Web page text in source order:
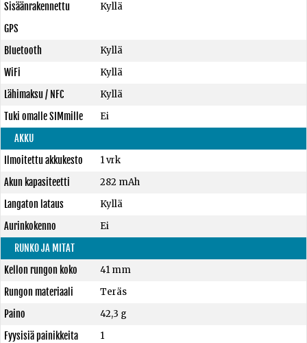
Sisäänrakennettu
GPS
Kyllä
Bluetooth
Kyllä
WiFi
Kyllä
Lähimaksu / NFC
Kyllä
Tuki omalle SIMmille
Ei
AKKU
Ilmoitettu akkukesto
1 vrk
Akun kapasiteetti
282 mAh
Langaton lataus
Kyllä
Aurinkokenno
Ei
RUNKO JA MITAT
Kellon rungon koko
41 mm
Rungon materiaali
Teräs
Paino
42,3 g
Fyysisiä painikkeita
1